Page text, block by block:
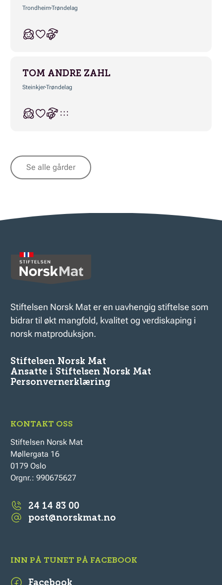
TrondheimTrøndelag
TOM ANDRE ZAHL
SteinkjerTrøndelag
Se alle gårder
Stiftelsen Norsk Mat er en uavhengig stiftelse som
bidrar til økt mangfold, kvalitet og verdiskaping i
norsk matproduksjon.
Stiftelsen Norsk Mat
Ansatte i Stiftelsen Norsk Mat
Personvernerklæring
KONTAKT OSS
Stiftelsen Norsk Mat
Møllergata 16
0179 Oslo
Orgnr.: 990675627
24 14 83 00
post@norskmat.no
INN PÅ TUNET PÅ FACEBOOK
Facebook